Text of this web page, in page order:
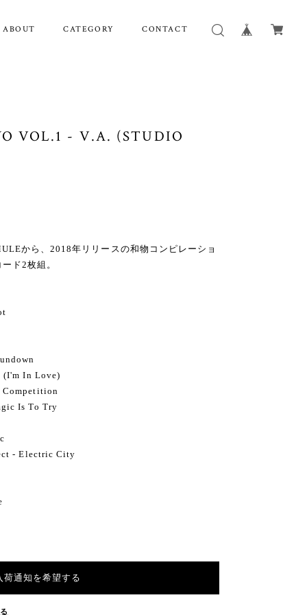
ABOUT CATEGORY CONTACT
VOL.1 - V.A. (STUDIO
から、2018年リリースの和物コンピレーショ
ド2枚組。
(I'm In Love)
Is To Try
- Electric City
荷通知を希望する